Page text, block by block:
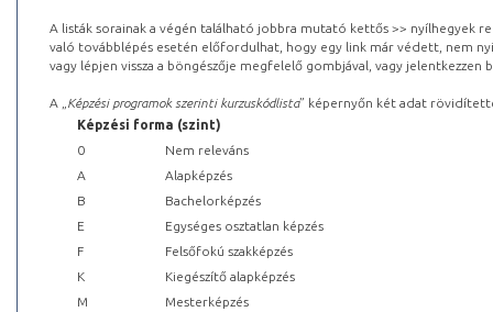
A listák sorainak a végén található jobbra mutató kettős >> nyílhegyek
való továbblépés esetén előfordulhat, hogy egy link már védett, nem
vagy lépjen vissza a böngészője megfelelő gombjával, vagy
A „ Képzési programok szerinti kurzuskódlista” képernyőn két adat
Képzési forma (szint)
0
Nem releváns
A
Alapképzés
B
Bachelorképzés
E
Egységes osztatlan képzés
F
Felsőfokú szakképzés
K
Kiegészítő alapképzés
M
Mesterképzés